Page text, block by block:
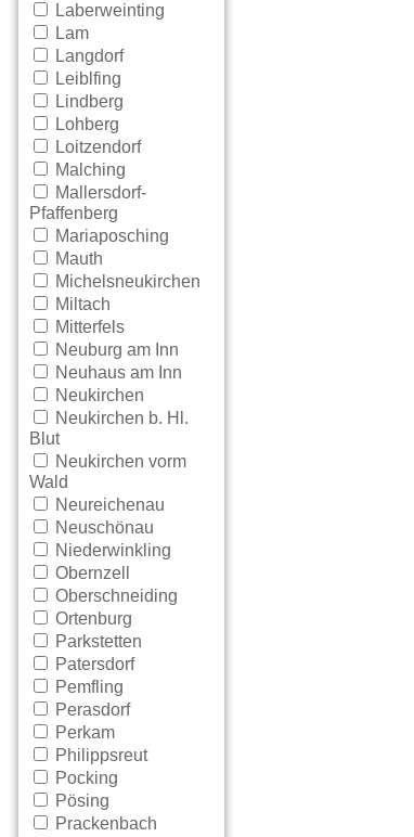
Laberweinting
Lam
Langdorf
Leiblfing
Lindberg
Lohberg
Loitzendorf
Malching
Mallersdorf-
Pfaffenberg
Mariaposching
Mauth
Michelsneukirchen
Miltach
Mitterfels
Neuburg am Inn
Neuhaus am Inn
Neukirchen
Neukirchen b. Hl.
Blut
Neukirchen vorm
Wald
Neureichenau
Neuschönau
Niederwinkling
Obernzell
Oberschneiding
Ortenburg
Parkstetten
Patersdorf
Pemfling
Perasdorf
Perkam
Philippsreut
Pocking
Pösing
Prackenbach